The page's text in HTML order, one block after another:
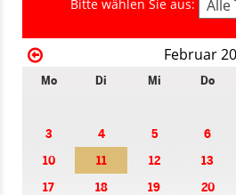
Bitte wählen Sie aus: Alle
Februar
Mo Di Mi Do
3
4 5 6
10
11 12 13
17
18 19 20